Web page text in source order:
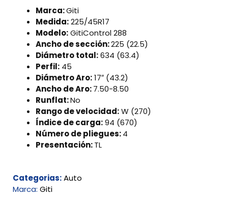
Marca:Giti
Medida:225/45R17
Modelo:GitiControl 288
Ancho de sección:225 (22.5)
Diámetro total:634 (63.4)
Perfil: 45
Diámetro Aro:17″ (43.2)
Ancho de Aro:7.50-8.50
Runflat:No
Rango de velocidad:W (270)
Índice de carga:94 (670)
Número de pliegues:4
Presentación:TL
Categorias:Auto
Marca: Giti